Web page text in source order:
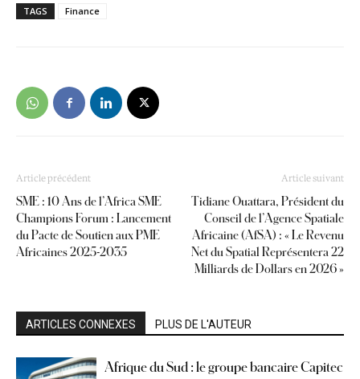
TAGS Finance
Article précédent
SME : 10 Ans de l’Africa SME
Champions Forum : Lancement
du Pacte de Soutien aux PME
Africaines 2025-2035
Article suivant
Tidiane Ouattara, Président du
Conseil de l’Agence Spatiale
Africaine (AfSA) : « Le Revenu
Net du Spatial Représentera 22
Milliards de Dollars en 2026 »
ARTICLES CONNEXES PLUS DE L'AUTEUR
Afrique du Sud : le groupe bancaire Capitec